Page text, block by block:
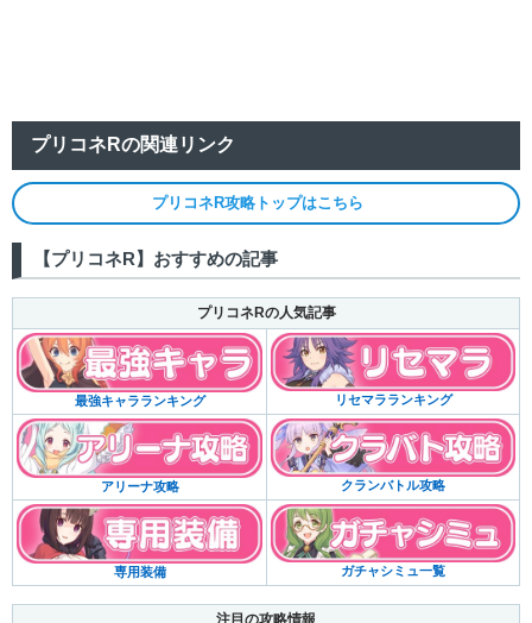
プリコネRの関連リンク
プリコネR攻略トップはこちら
【プリコネR】おすすめの記事
プリコネRの人気記事
最強キャラランキング リセマラランキング
アリーナ攻略 クランバトル攻略
専用装備 ガチャシミュ一覧
注目の攻略情報